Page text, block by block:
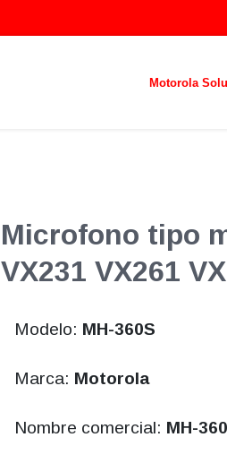
Motorola
Microfono tipo
VX231 VX261
Modelo: MH-360S
Marca: Motorola
Nombre comercial: MH-